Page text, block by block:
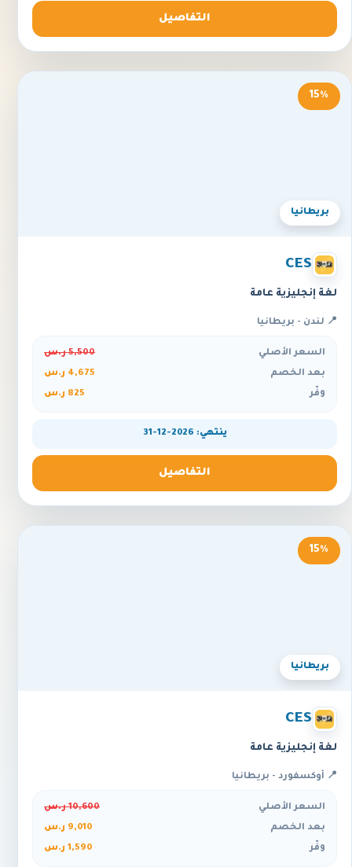
التفاصيل
بريطانيا
15%
CES
لغة إنجليزية عامة
📍 لندن - بريطانيا
السعر الأصلي
5,500 ر.س
بعد الخصم
4,675 ر.س
وفّر
825 ر.س
ينتهي: 2026-12-31
التفاصيل
بريطانيا
15%
CES
لغة إنجليزية عامة
📍 أوكسفورد - بريطانيا
السعر الأصلي
10,600 ر.س
بعد الخصم
9,010 ر.س
وفّر
1,590 ر.س